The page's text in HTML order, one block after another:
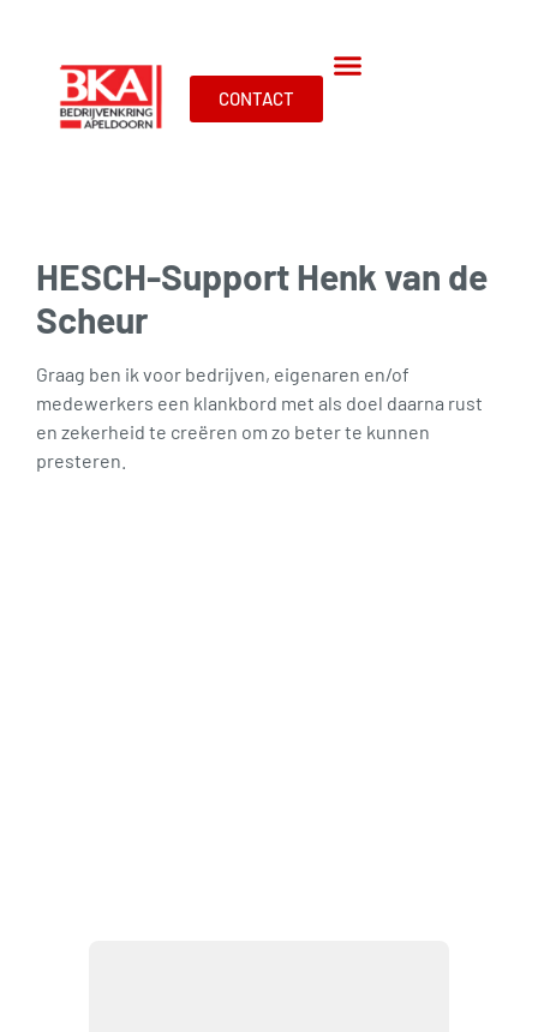
CONTACT
HESCH-Support Henk van de
Scheur
Graag ben ik voor bedrijven, eigenaren en/of
medewerkers een klankbord met als doel daarna rust
en zekerheid te creëren om zo beter te kunnen
presteren.